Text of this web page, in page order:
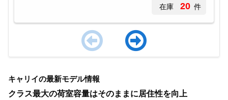
在庫 20 件
of
キャリイの最新モデル情報
クラス最大の荷室容量はそのままに居住性を向上